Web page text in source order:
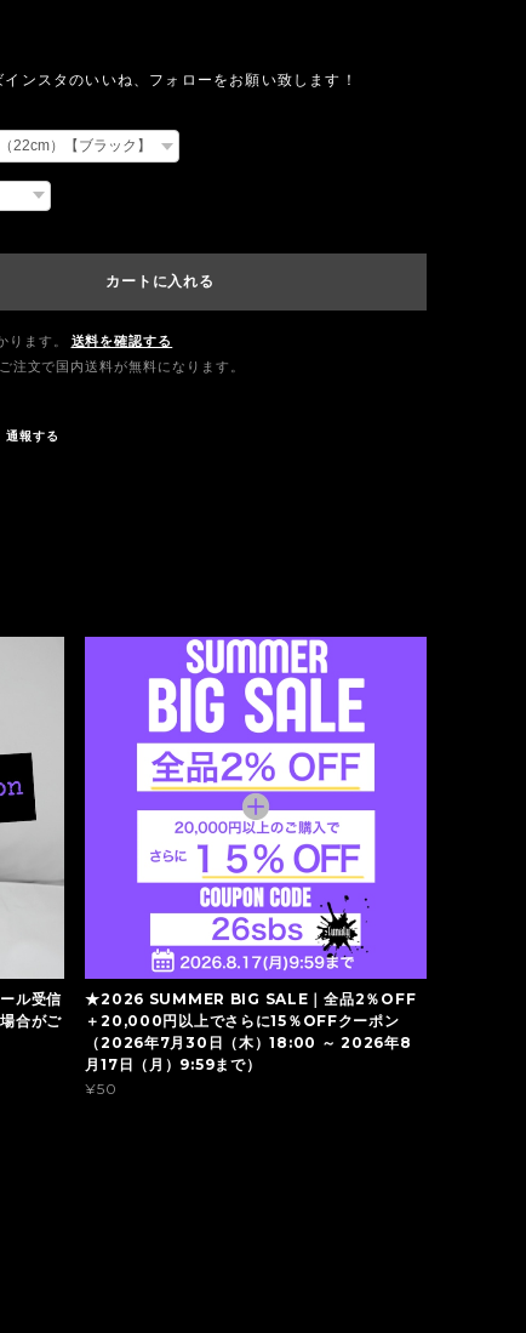
ンスタのいいね、フォローをお願い致します！
カートに入れる
ます。
送料を確認する
文で国内送料が無料になります。
通報する
ル受信
合がご
★2026 SUMMER BIG SALE｜全品2％OFF
＋20,000円以上でさらに15％OFFクーポン
（2026年7月30日（木）18:00 ～ 2026年8
月17日（月）9:59まで）
¥50